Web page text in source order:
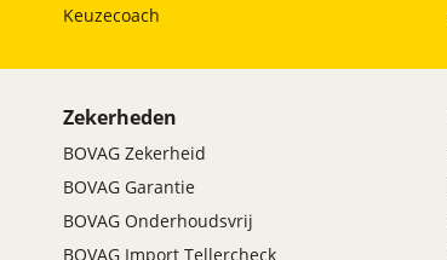
Keuzecoach
Zekerheden
BOVAG Zekerheid
BOVAG Garantie
BOVAG Onderhoudsvrij
BOVAG Import Tellercheck